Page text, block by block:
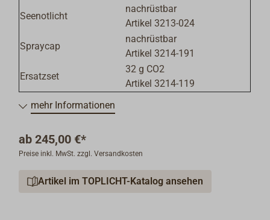
Seenotlicht
nachrüstbar
Artikel 3213-024
Spraycap
nachrüstbar
Artikel 3214-191
Ersatzset
32 g CO2
Artikel 3214-119
mehr Informationen
ab 245,00 €*
Preise inkl. MwSt. zzgl. Versandkosten
Artikel im TOPLICHT-Katalog ansehen